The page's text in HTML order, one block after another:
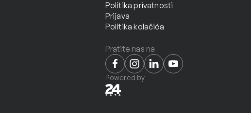
Politika privatnosti
Prijava
Politika kolačića
Pratite nas na
Powered by